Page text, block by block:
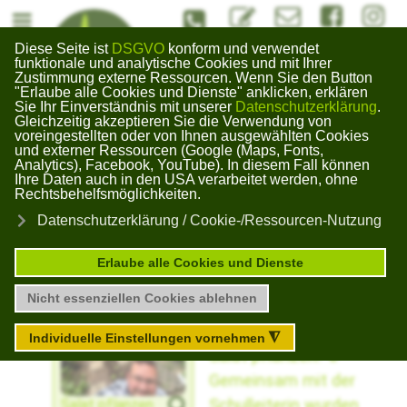
Diese Seite ist DSGVO konform und verwendet
funktionale und analytische Cookies und mit Ihrer
Zustimmung externe Ressourcen. Wenn Sie den Button
"Erlaube alle Cookies und Dienste" anklicken, erklären
Sie Ihr Einverständnis mit unserer Datenschutzerklärung.
Gleichzeitig akzeptieren Sie die Verwendung von
voreingestellten oder von Ihnen ausgewählten Cookies
und externer Ressourcen (Google (Maps, Fonts,
Analytics), Facebook, YouTube). In diesem Fall können
Ihre Daten auch in den USA verarbeitet werden, ohne
Rechtsbehelfsmöglichkeiten.
Datenschutzerklärung / Cookie-/Ressourcen-Nutzung
Individuelle Einstellungen vornehmen◮
Erlaube alle Cookies und Dienste
Nicht essenziellen Cookies ablehnen
Bildungswerk
Gera Kaimberg
#Kontaktformuarinfo@bildungswerk-
Unser Blog zu aktuellen Themen
Salat pflanzen
Abgelaufen
Heute hieß es
nochmal fleißig
Salat pflanzen. 🥬
Gemeinsam mit der
×